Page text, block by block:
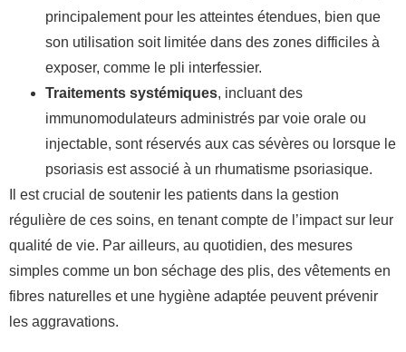
principalement pour les atteintes étendues, bien que
son utilisation soit limitée dans des zones difficiles à
exposer, comme le pli interfessier.
Traitements systémiques, incluant des
immunomodulateurs administrés par voie orale ou
injectable, sont réservés aux cas sévères ou lorsque le
psoriasis est associé à un rhumatisme psoriasique.
Il est crucial de soutenir les patients dans la gestion
régulière de ces soins, en tenant compte de l’impact sur leur
qualité de vie. Par ailleurs, au quotidien, des mesures
simples comme un bon séchage des plis, des vêtements en
fibres naturelles et une hygiène adaptée peuvent prévenir
les aggravations.